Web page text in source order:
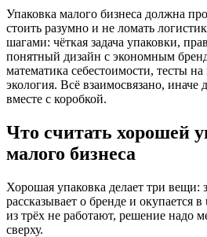
Упаковка малого бизнеса должна
стоить разумно и не ломать
шагами: чёткая задача упаковки,
понятный дизайн с экономным
математика себестоимости, тесты
экология. Всё взаимосвязано, иначе
вместе с коробкой.
Что считать хорошей
малого бизнеса
Хорошая упаковка делает три вещи:
рассказывает о бренде и окупается
из трёх не работают, решение надо
сверху.